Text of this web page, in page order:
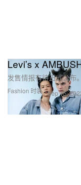
Fashion 时装
Levi’s x
发售情报有待正式公布。
Sep 15,